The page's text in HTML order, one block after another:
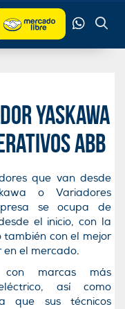
Yaskawa
abb
que van desde
o Variadores
se ocupa de
el inicio, con la
con el mejor
el mercado.
con marcas más
así como
que sus técnicos